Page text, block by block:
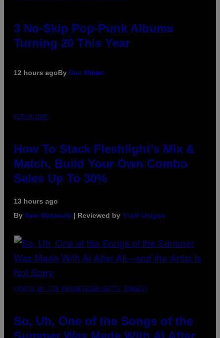
3 No-Skip Pop-Punk Albums
Turning 20 This Year
12 hours agoBy Dan Milam
FLESHLIGHT
How To Stack Fleshlight’s Mix &
Match, Build Your Own Combo
Sales Up To 30%
13 hours ago
By Sam Watanuki | Reviewed by Ysolt Usigan
(PHOTO BY TIM MOSENFELDER/GETTY IMAGES)
So, Uh, One of the Songs of the